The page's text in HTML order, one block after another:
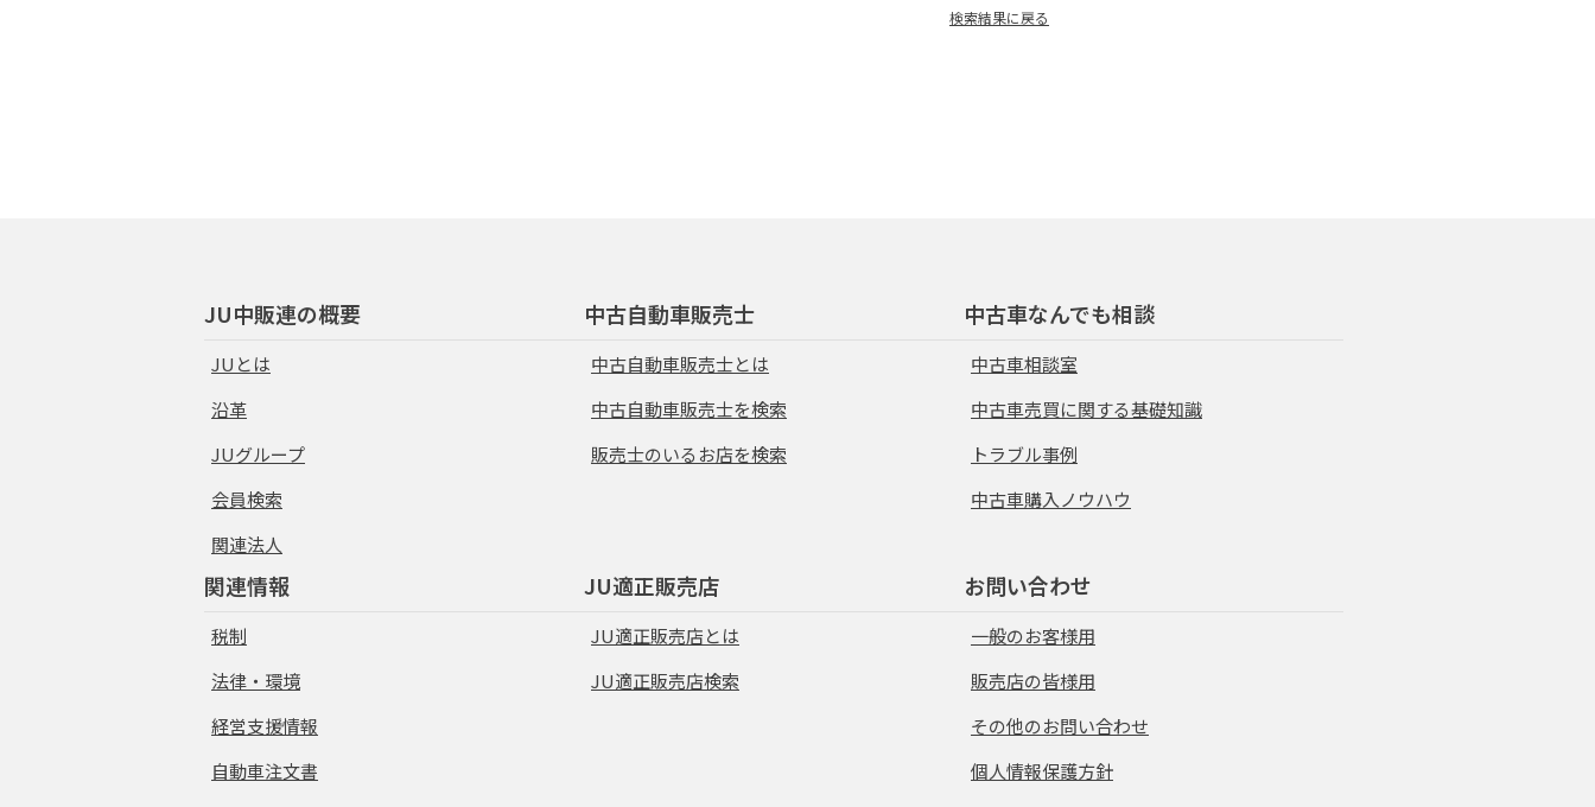
検索結果に戻る
JU中販連の概要
JUとは
沿革
JUグループ
会員検索
関連法人
中古自動車販売士
中古自動車販売士とは
中古自動車販売士を検索
販売士のいるお店を検索
中古車なんでも相談
中古車相談室
中古車売買に関する基礎知識
トラブル事例
中古車購入ノウハウ
関連情報
税制
法律・環境
経営支援情報
自動車注文書
JU適正販売店
JU適正販売店とは
JU適正販売店検索
お問い合わせ
一般のお客様用
販売店の皆様用
その他のお問い合わせ
個人情報保護方針